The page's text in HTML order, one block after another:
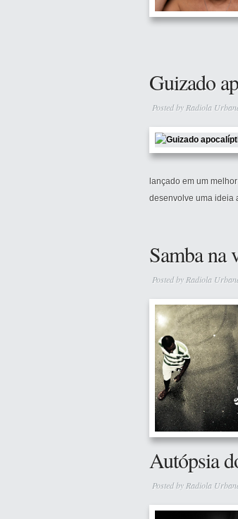
Guizado
Posted by Radiola
lançado em um
desenvolve uma ideia
Samba na
Posted by Radiola
Autópsia
Posted by Radiola